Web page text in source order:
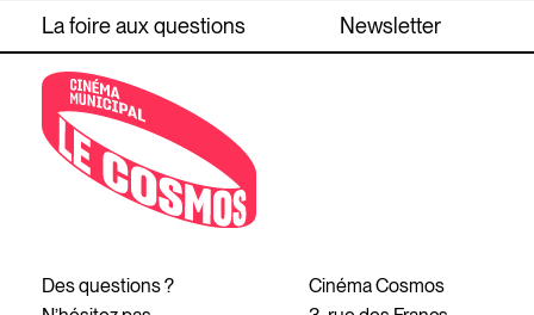
La foire aux questions Newsletter
Des questions ?
Cinéma Cosmos